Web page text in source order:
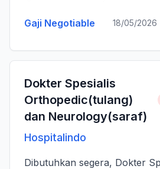
Gaji Negotiable 18/05/2026
Dokter Spesialis
Orthopedic(tulang)
dan Neurology(saraf)
Hospitalindo
Dibutuhkan segera, Dokter